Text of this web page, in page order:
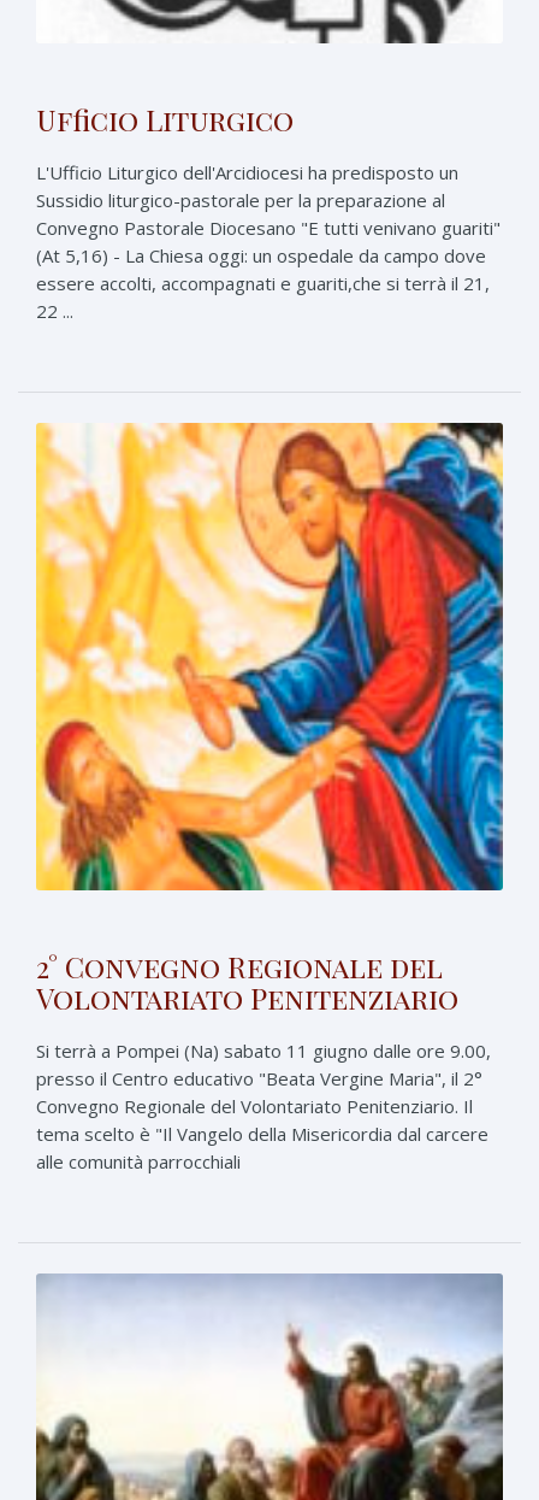
Ufficio Liturgico
L'Ufficio Liturgico dell'Arcidiocesi ha predisposto un
Sussidio liturgico-pastorale per la preparazione al
Convegno Pastorale Diocesano "E tutti venivano guariti"
(At 5,16) - La Chiesa oggi: un ospedale da campo dove
essere accolti, accompagnati e guariti,che si terrà il 21,
22 ...
2° Convegno Regionale del
Volontariato Penitenziario
Si terrà a Pompei (Na) sabato 11 giugno dalle ore 9.00,
presso il Centro educativo "Beata Vergine Maria", il 2°
Convegno Regionale del Volontariato Penitenziario. Il
tema scelto è "Il Vangelo della Misericordia dal carcere
alle comunità parrocchiali